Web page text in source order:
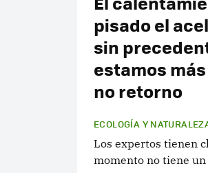
pisado el
sin
estamos
no retorno
ECOLOGÍA Y
Los expertos tienen
momento no tiene